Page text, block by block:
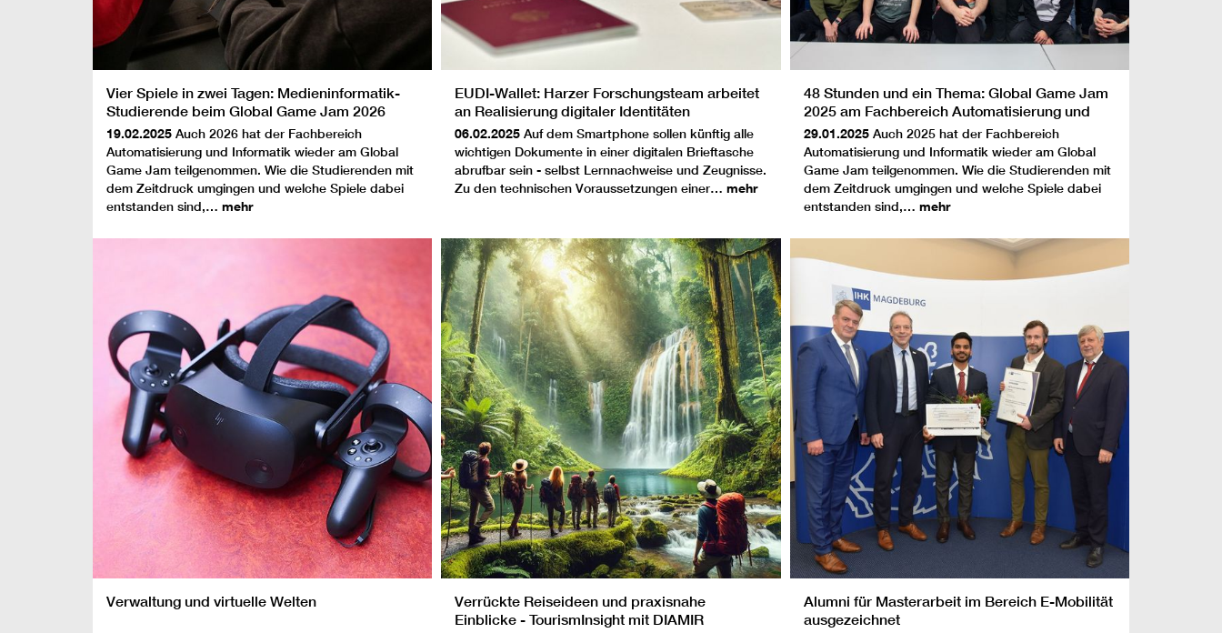
Vier Spiele in zwei Tagen: Medieninformatik-
Studierende beim Global Game Jam 2026
19.02.2025 Auch 2026 hat der Fachbereich
Automatisierung und Informatik wieder am Global
Game Jam teilgenommen. Wie die Studierenden mit
dem Zeitdruck umgingen und welche Spiele dabei
entstanden sind,… mehr
EUDI-Wallet: Harzer Forschungsteam arbeitet
an Realisierung digitaler Identitäten
06.02.2025Auf dem Smartphone sollen künftig alle
wichtigen Dokumente in einer digitalen Brieftasche
abrufbar sein - selbst Lernnachweise und Zeugnisse.
Zu den technischen Voraussetzungen einer…mehr
48 Stunden und ein Thema: Global Game Jam
2025 am Fachbereich Automatisierung und
Informatik
29.01.2025 Auch 2025 hat der Fachbereich
Automatisierung und Informatik wieder am Global
Game Jam teilgenommen. Wie die Studierenden mit
dem Zeitdruck umgingen und welche Spiele dabei
entstanden sind,… mehr
Verwaltung und virtuelle Welten
Verrückte Reiseideen und praxisnahe
Einblicke - TourismInsight mit DIAMIR
Alumni für Masterarbeit im Bereich E-Mobilität
ausgezeichnet